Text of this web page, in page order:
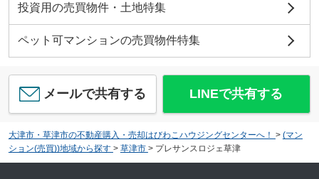
投資用の売買物件・土地特集
ペット可マンションの売買物件特集
メールで共有する LINEで共有する
大津市・草津市の不動産購入・売却はびわこハウジングセンターへ！ > (マン
ション(売買))地域から探す > 草津市 > プレサンスロジェ草津